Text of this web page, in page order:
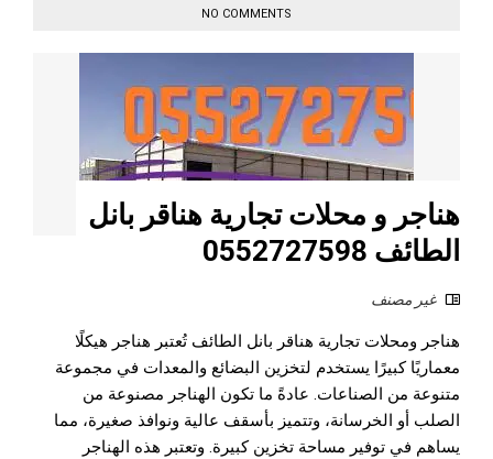
NO COMMENTS
هناجر و محلات تجارية هناقر بانل
الطائف 0552727598
غير مصنف
هناجر ومحلات تجارية هناقر بانل الطائف تُعتبر هناجر هيكلًا
معماريًا كبيرًا يستخدم لتخزين البضائع والمعدات في مجموعة
متنوعة من الصناعات. عادةً ما تكون الهناجر مصنوعة من
الصلب أو الخرسانة، وتتميز بأسقف عالية ونوافذ صغيرة، مما
يساهم في توفير مساحة تخزين كبيرة. وتعتبر هذه الهناجر